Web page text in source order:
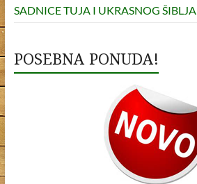
SADNICE TUJA I UKRASNOG ŠIBLJA
POSEBNA PONUDA!